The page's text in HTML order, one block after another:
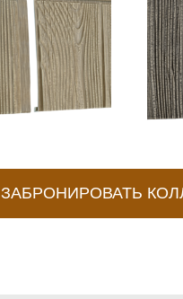
ЗАБРОНИРОВАТЬ